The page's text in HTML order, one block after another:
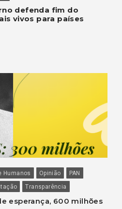
defenda fim do
vivos para países
Humanos Opinião
PAN
Transparência
esperança, 600 milhões